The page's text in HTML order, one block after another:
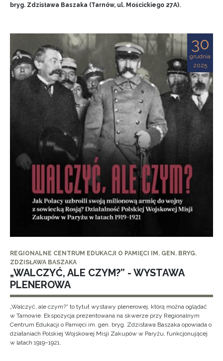
bryg. Zdzisława Baszaka (Tarnów, ul. Mościckiego 27A).
30
grudnia
2025
REGIONALNE CENTRUM EDUKACJI O PAMIĘCI IM. GEN. BRYG.
ZDZISŁAWA BASZAKA
„WALCZYĆ, ALE CZYM?” - WYSTAWA
PLENEROWA
„Walczyć, ale czym?” to tytuł wystawy plenerowej, którą można oglądać
w Tarnowie. Ekspozycja prezentowana na skwerze przy Regionalnym
Centrum Edukacji o Pamięci im. gen. bryg. Zdzisława Baszaka opowiada o
działaniach Polskiej Wojskowej Misji Zakupów w Paryżu, funkcjonującej
w latach 1919–1921.